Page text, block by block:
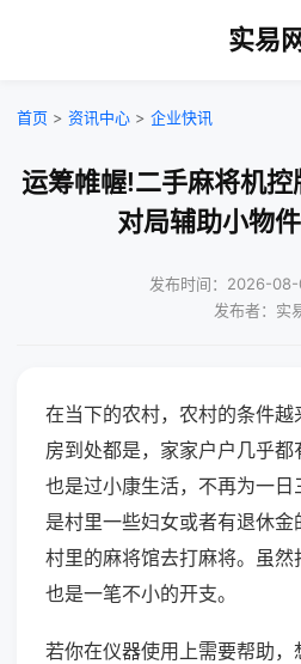
实易
首页 > 资讯中心 > 企业快讯
运筹帷幄!二手麻将机
对局辅助小物
发布时间：2026-08-
发布者：实
在当下的农村，农村的条件
房到处都是，家家户户几乎
也是过小康生活，不再为一
是村里一些妇女或者有退休金
村里的麻将馆去打麻将。虽
也是一笔不小的开支。
若你在仪器使用上需要帮助